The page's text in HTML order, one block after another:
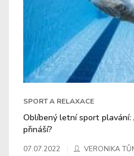
SPORT A RELAXACE
Oblíbený letní sport plavání:
přináší?
07.07.2022 VERONIKA